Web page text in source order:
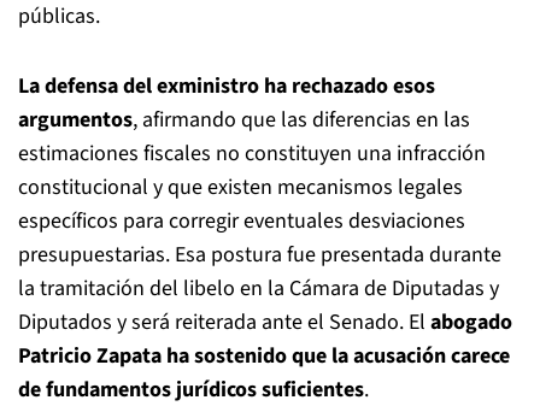
públicas.
La defensa del exministro ha rechazado esos
argumentos, afirmando que las diferencias en las
estimaciones fiscales no constituyen una infracción
constitucional y que existen mecanismos legales
específicos para corregir eventuales desviaciones
presupuestarias. Esa postura fue presentada durante
la tramitación del libelo en la Cámara de Diputadas y
Diputados y será reiterada ante el Senado. El abogado
Patricio Zapata ha sostenido que la acusación carece
de fundamentos jurídicos suficientes.